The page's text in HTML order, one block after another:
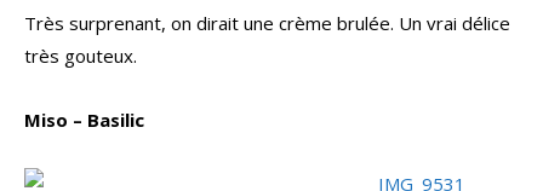
Très surprenant, on dirait une crème brulée. Un vrai délice
très gouteux.
Miso – Basilic